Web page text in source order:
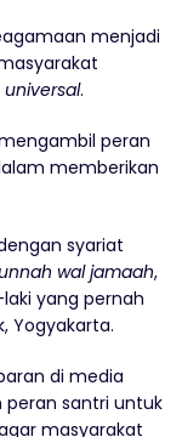
menjadi
universal.
peran
memberikan
syariat
wal jamaah,
yang pernah
Yogyakarta.
di media
peran santri untuk
masyarakat